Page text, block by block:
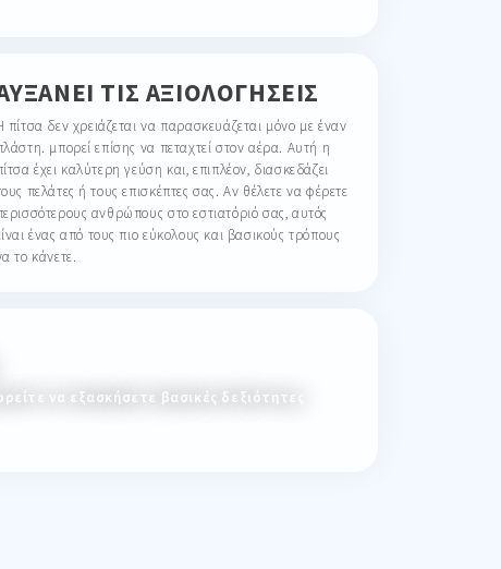
ΤΙΣ ΑΞΙΟΛΟΓΉΣΕΙΣ
πίτσα δεν χρειάζεται να παρασκευάζεται μόνο με έναν
μπορεί επίσης να πεταχτεί στον αέρα. Αυτή η
έχει καλύτερη γεύση και, επιπλέον, διασκεδάζει
πελάτες ή τους επισκέπτες σας. Αν θέλετε να φέρετε
ανθρώπους στο εστιατόριό σας, αυτός
ένας από τους πιο εύκολους και βασικούς τρόπους
το κάνετε.
να εξασκήσετε βασικές δεξιότητες